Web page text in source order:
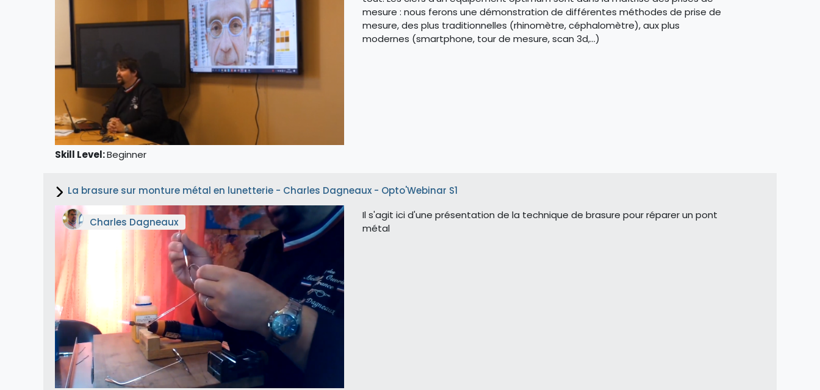
mesure : nous ferons une démonstration de différentes méthodes de prise de
mesure, des plus traditionnelles (rhinomètre, céphalomètre), aux plus
modernes (smartphone, tour de mesure, scan 3d,...)
Skill Level:Beginner
La brasure sur monture métal en lunetterie - Charles Dagneaux - Opto'Webinar S1
Charles Dagneaux
Il s'agit ici d'une présentation de la technique de brasure pour réparer un pont
métal